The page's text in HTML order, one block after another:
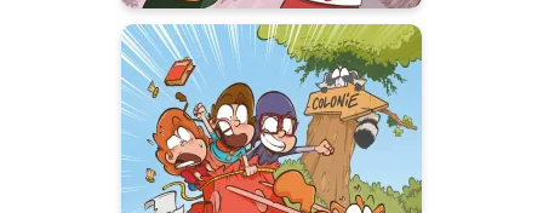
Le Monde de
Charline
Tome 03